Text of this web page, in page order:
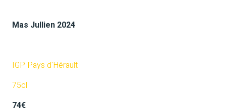
Mas Jullien 2024
IGP Pays d'Hérault
75cl
74€